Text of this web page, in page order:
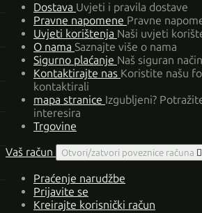
Dostava Uvjeti i pravila dostave
Pravne napomene Pravne
Uvjeti korištenja Naši uvjeti
O nama Saznajte više o nama
Sigurno plaćanje Naš siguran
Kontaktirajte nas Koristite našu
kontaktirali
mapa stranice Izgubljeni?
interesira
Trgovine
Vaš račun
Otvori/zatvori poveznice računa 
Praćenje narudžbe
Prijavite se
Kreirajte korisnički račun